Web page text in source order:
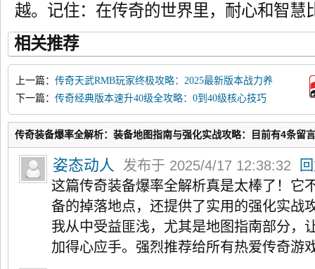
越。记住：在传奇的世界里，耐心和智慧
相关推荐
上一篇： 传奇天武RMB玩家终极攻略：2025最新版本战力养
成指南
下一篇： 传奇经典版本速升40级全攻略：0到40级核心技巧
与资源调配
传奇装备爆率全解析：装备地图指南与强化实战攻略：目前有4条留言
姿态动人 发布于 2025/4/17 12:38:32
这篇传奇装备爆率全解析真是太棒了！它
备的掉落地点，还提供了实用的强化实战
我从中受益匪浅，尤其是地图指南部分，
加得心应手。强烈推荐给所有热爱传奇游